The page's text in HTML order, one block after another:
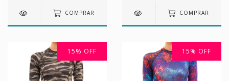
COMPRAR COMPRAR
15% OFF 15% OFF